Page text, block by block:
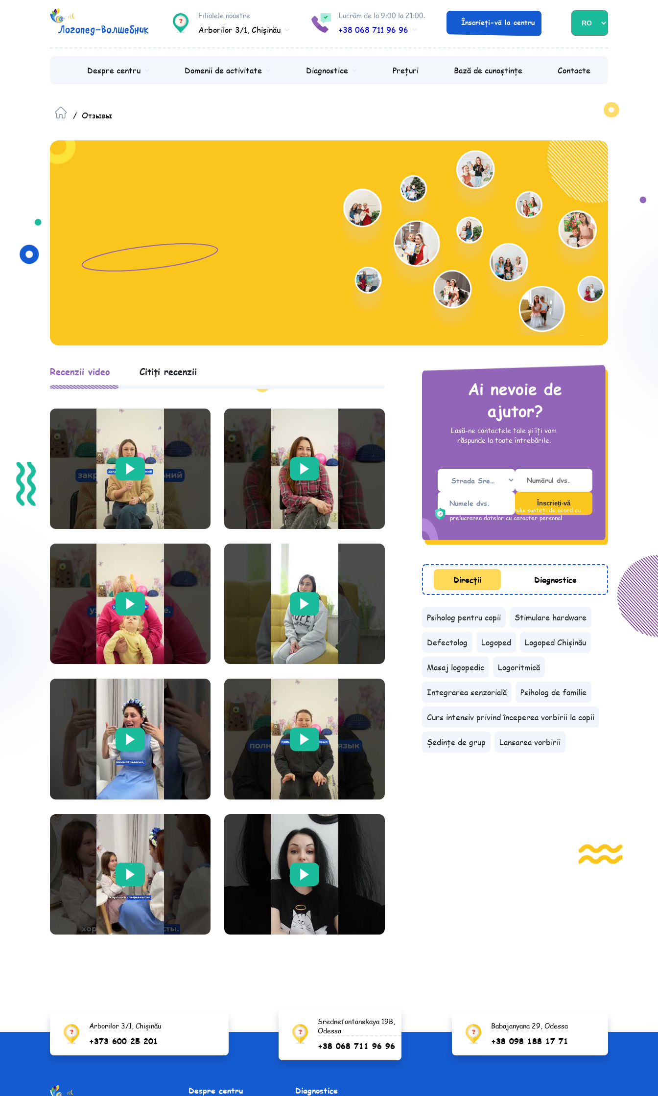
Filialele noastre
Arborilor 3/1, Chișinău
Lucrăm de la 9:00 la 21:00.
+38 068 711 96 96
Înscrieți-vă la centru
Despre centru Domenii de activitate Diagnostice Prețuri Bază de cunoștințe Contacte
/ Отзывы
Recenzii video Citiți recenzii
Ai nevoie de
ajutor?
Lasă-ne contactele tale și îți vom
răspunde la toate întrebările.
Prin trimiterea formularului sunteți de acord cu
prelucrarea datelor cu caracter personal
Direcții Diagnostice
Psiholog pentru copii Stimulare hardware
Defectolog Logoped Logoped Chișinău
Masaj logopedic Logoritmică
Integrarea senzorială Psiholog de familie
Curs intensiv privind începerea vorbirii la copii
Ședințe de grup Lansarea vorbirii
Arborilor 3/1, Chișinău
+373 600 25 201
Srednefontanskaya 19B,
Odessa
+38 068 711 96 96
Babajanyana 29, Odessa
+38 098 188 17 71
Despre centru Diagnostice